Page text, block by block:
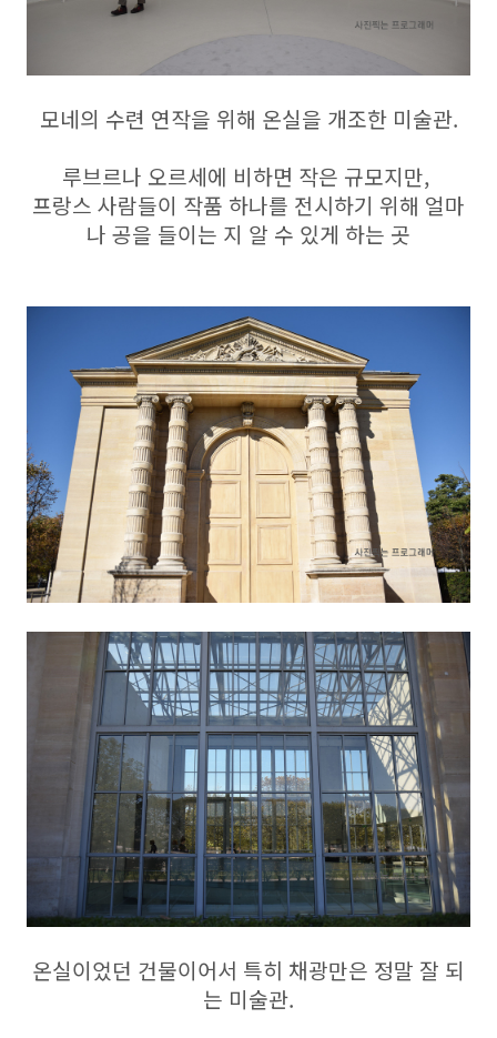
모네의 수련 연작을 위해 온실을 개조한 미술관.
루브르나 오르세에 비하면 작은 규모지만,
프랑스 사람들이 작품 하나를 전시하기 위해 얼마
나 공을 들이는 지 알 수 있게 하는 곳
온실이었던 건물이어서 특히 채광만은 정말 잘 되
는 미술관.